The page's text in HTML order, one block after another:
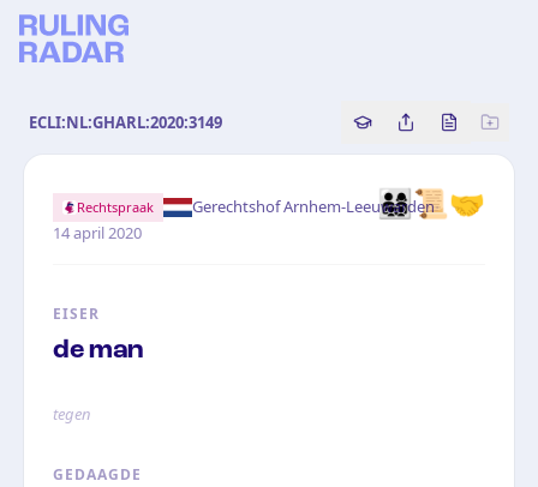
ECLI:NL:GHARL:2020:3149 Copy source
Share this
Bekijk
👨‍👩‍👧‍👦📜🤝
Rechtspraak Gerechtshof Arnhem-Leeuwarden·
14 april 2020
EISER
de man
tegen
GEDAAGDE